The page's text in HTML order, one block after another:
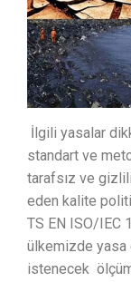
İlgili yasalar
standart ve
tarafsız ve
eden kalite
TS EN ISO/IEC
ülkemizde
istenecek